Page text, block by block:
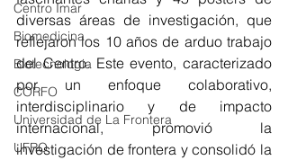
Centro Imar
Biomedicina
Biotecnologia
CORFO
Universidad de La Frontera
UFRO
diversas áreas de investigación, que
reflejaron los 10 años de arduo trabajo
del Centro. Este evento, caracterizado
por un enfoque colaborativo,
interdisciplinario y de impacto
internacional, promovió la
investigación de frontera y consolidó la